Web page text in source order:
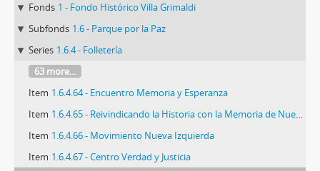
Fonds 1 - Fondo Histórico Villa Grimaldi
Subfonds 1.6 - Parque por la Paz
Series 1.6.4 - Folletería
63 more...
Item 1.6.4.64 - Encuentro Memoria y Esperanza
Item 1.6.4.65 - Reivindicando la Historia con la Memoria de Nuestros Mártires
Item 1.6.4.66 - Movimiento Nueva Izquierda
Item 1.6.4.67 - Centro Verdad y Justicia